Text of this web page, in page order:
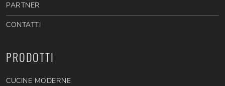
PARTNER
CONTATTI
PRODOTTI
CUCINE MODERNE